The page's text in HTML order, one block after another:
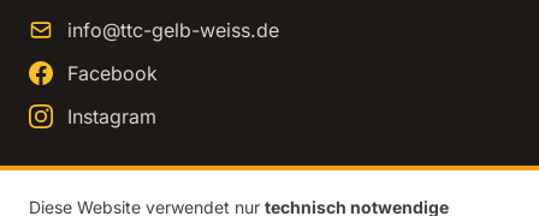
info@ttc-gelb-weiss.de
Facebook
Instagram
Diese Website verwendet nur technisch notwendige